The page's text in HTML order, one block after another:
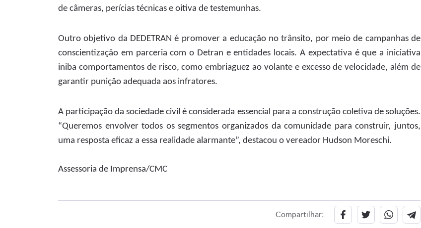
de câmeras, perícias técnicas e oitiva de testemunhas.
Outro objetivo da DEDETRAN é promover a educação no trânsito, por meio de campanhas de
conscientização em parceria com o Detran e entidades locais. A expectativa é que a iniciativa
iniba comportamentos de risco, como embriaguez ao volante e excesso de velocidade, além de
garantir punição adequada aos infratores.
A participação da sociedade civil é considerada essencial para a construção coletiva de soluções.
“Queremos envolver todos os segmentos organizados da comunidade para construir, juntos,
uma resposta eficaz a essa realidade alarmante”, destacou o vereador Hudson Moreschi.
Assessoria de Imprensa/CMC
Compartilhar: